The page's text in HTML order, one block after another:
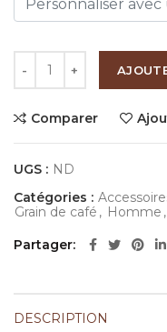
Comparer
UGS : ND
Catégories :
Grain de café , Homme ,
Partager
DESCRIPTION